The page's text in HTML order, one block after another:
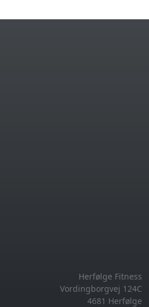
Herfølge Fitness
Vordingborgvej 124C
4681 Herfølge